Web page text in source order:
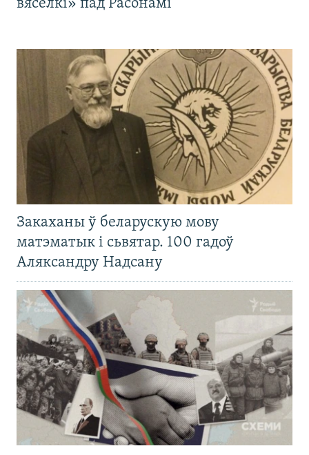
вясёлкі» пад Расонамі
Закаханы ў беларускую мову
матэматык і сьвятар. 100 гадоў
Аляксандру Надсану